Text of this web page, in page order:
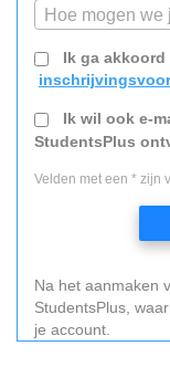
Hoe mogen
Ik ga akkoord
Ik wil ook e-
StudentsPlus
Velden met een * zijn
Na het aanmaken
StudentsPlus,
je account.